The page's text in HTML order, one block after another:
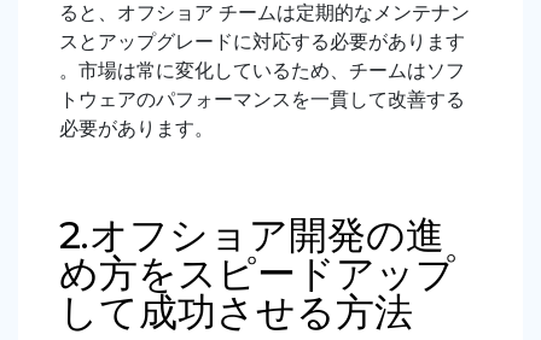
ると、オフショア チームは定期的なメンテナン
スとアップグレードに対応する必要があります
。市場は常に変化しているため、チームはソフ
トウェアのパフォーマンスを一貫して改善する
必要があります。
2.オフショア開発の進
め方をスピードアップ
して成功させる方法